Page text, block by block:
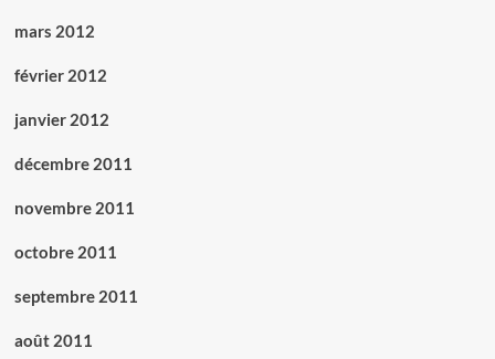
mars 2012
février 2012
janvier 2012
décembre 2011
novembre 2011
octobre 2011
septembre 2011
août 2011